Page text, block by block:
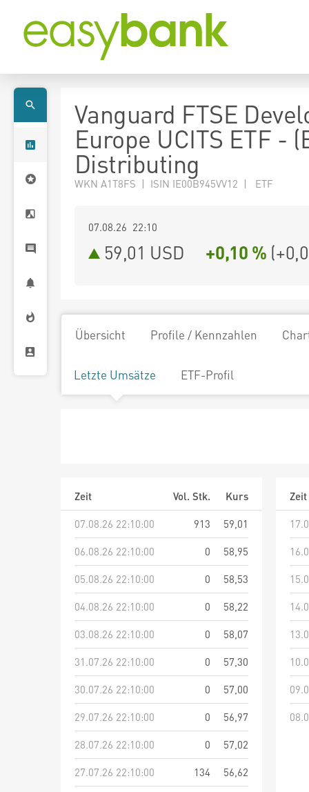
Vanguard FTSE
Europe UCITS ETF -
Distributing
WKN A1T8FS | ISIN IE00B945VV12 | ETF
07.08.26 22:10
59,01 USD +0,10 % (
Übersicht Profile / Kennzahlen
Letzte Umsätze ETF-Profil
Zeit Vol. Stk.
Kurs
07.08.26 22:10:00
913
59,01
06.08.26 22:10:00
0
58,95
05.08.26 22:10:00
0
58,53
04.08.26 22:10:00
0
58,22
03.08.26 22:10:00
0
58,07
31.07.26 22:10:00
0
57,30
30.07.26 22:10:00
0
57,00
29.07.26 22:10:00
0
56,97
28.07.26 22:10:00
0
57,02
27.07.26 22:10:00
134
56,62
Zeit